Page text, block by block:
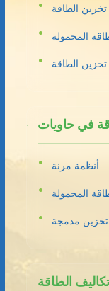
الطاقة
المحمولة
الطاقة
في حاويات
أنظمة مرنة
المحمولة
مدمجة
تكاليف الطاقة